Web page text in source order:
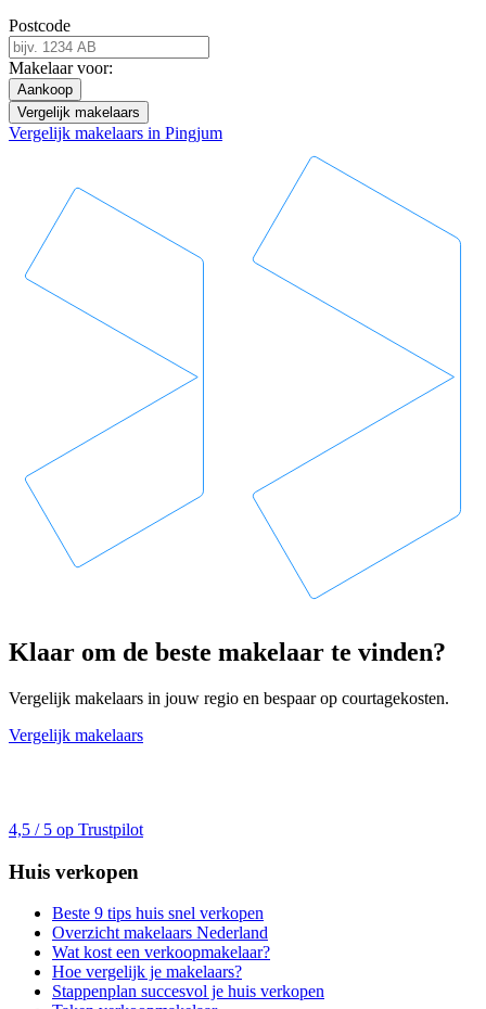
Postcode
Makelaar voor:
Aankoop
Vergelijk makelaars
Vergelijk makelaars in Pingjum
Klaar om de beste makelaar te vinden?
Vergelijk makelaars in jouw regio en bespaar op courtagekosten.
Vergelijk makelaars
4,5 / 5 op Trustpilot
Huis verkopen
Beste 9 tips huis snel verkopen
Overzicht makelaars Nederland
Wat kost een verkoopmakelaar?
Hoe vergelijk je makelaars?
Stappenplan succesvol je huis verkopen